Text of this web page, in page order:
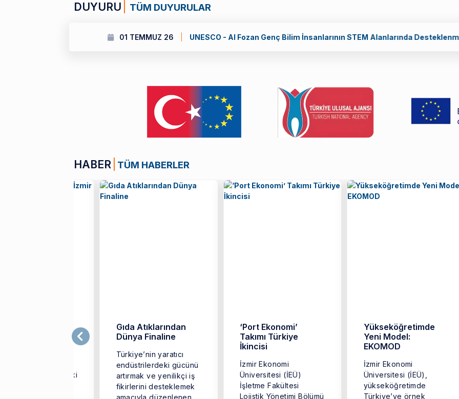
DUYURU TÜM DUYURULAR
01 TEMMUZ 26 UNESCO - Al Fozan Genç Bilim İnsanlarının STEM Alanlarında Desteklenmesi
HABER TÜM HABERLER
mesleki
Gıda Atıklarından
Dünya Finaline
Türkiye’nin yaratıcı
endüstrilerdeki gücünü
artırmak ve yenilikçi iş
fikirlerini desteklemek
‘Port Ekonomi’
Takımı Türkiye
İkincisi
İzmir Ekonomi
Üniversitesi (İEÜ)
İşletme Fakültesi
Lojistik Yönetimi Bölümü
Yükseköğretimde
Yeni Model:
EKOMOD
İzmir Ekonomi
Üniversitesi (İEÜ),
yükseköğretimde
Türkiye’ye örnek